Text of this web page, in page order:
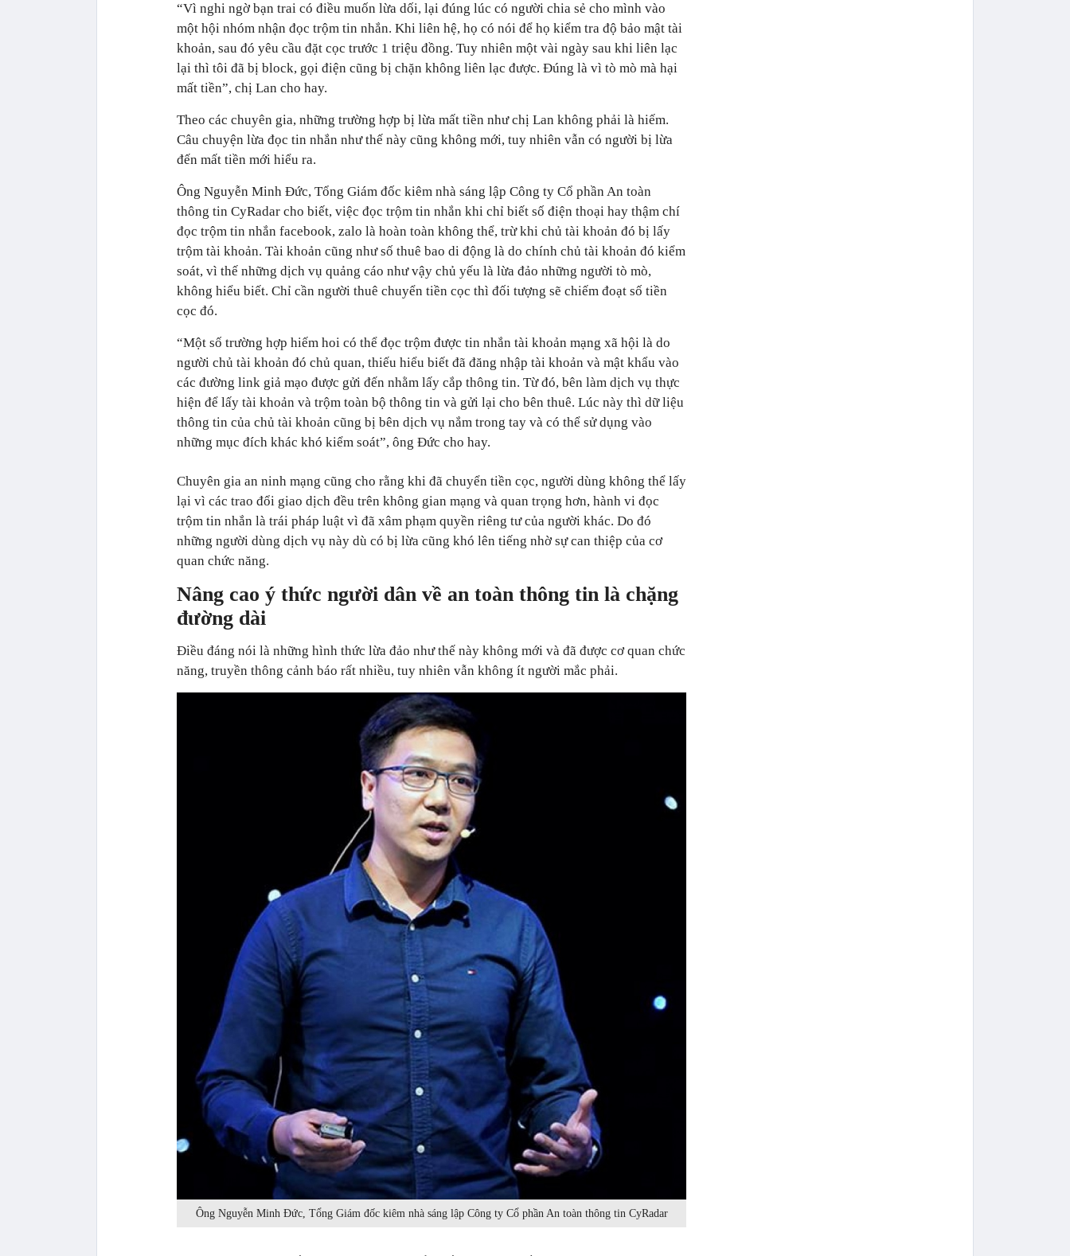
“Vì nghi ngờ bạn trai có điều muốn lừa dối, lại đúng lúc có người chia sẻ cho mình vào
một hội nhóm nhận đọc trộm tin nhắn. Khi liên hệ, họ có nói để họ kiểm tra độ bảo mật tài
khoản, sau đó yêu cầu đặt cọc trước 1 triệu đồng. Tuy nhiên một vài ngày sau khi liên lạc
lại thì tôi đã bị block, gọi điện cũng bị chặn không liên lạc được. Đúng là vì tò mò mà hại
mất tiền”, chị Lan cho hay.
Theo các chuyên gia, những trường hợp bị lừa mất tiền như chị Lan không phải là hiếm.
Câu chuyện lừa đọc tin nhắn như thế này cũng không mới, tuy nhiên vẫn có người bị lừa
đến mất tiền mới hiểu ra.
Ông Nguyễn Minh Đức, Tổng Giám đốc kiêm nhà sáng lập Công ty Cổ phần An toàn
thông tin CyRadar cho biết, việc đọc trộm tin nhắn khi chỉ biết số điện thoại hay thậm chí
đọc trộm tin nhắn facebook, zalo là hoàn toàn không thể, trừ khi chủ tài khoản đó bị lấy
trộm tài khoản. Tài khoản cũng như số thuê bao di động là do chính chủ tài khoản đó kiểm
soát, vì thế những dịch vụ quảng cáo như vậy chủ yếu là lừa đảo những người tò mò,
không hiểu biết. Chỉ cần người thuê chuyển tiền cọc thì đối tượng sẽ chiếm đoạt số tiền
cọc đó.
“Một số trường hợp hiếm hoi có thể đọc trộm được tin nhắn tài khoản mạng xã hội là do
người chủ tài khoản đó chủ quan, thiếu hiểu biết đã đăng nhập tài khoản và mật khẩu vào
các đường link giả mạo được gửi đến nhằm lấy cắp thông tin. Từ đó, bên làm dịch vụ thực
hiện để lấy tài khoản và trộm toàn bộ thông tin và gửi lại cho bên thuê. Lúc này thì dữ liệu
thông tin của chủ tài khoản cũng bị bên dịch vụ nắm trong tay và có thể sử dụng vào
những mục đích khác khó kiểm soát”, ông Đức cho hay.
Chuyên gia an ninh mạng cũng cho rằng khi đã chuyển tiền cọc, người dùng không thể lấy
lại vì các trao đổi giao dịch đều trên không gian mạng và quan trọng hơn, hành vi đọc
trộm tin nhắn là trái pháp luật vì đã xâm phạm quyền riêng tư của người khác. Do đó
những người dùng dịch vụ này dù có bị lừa cũng khó lên tiếng nhờ sự can thiệp của cơ
quan chức năng.
Nâng cao ý thức người dân về an toàn thông tin là chặng
đường dài
Điều đáng nói là những hình thức lừa đảo như thế này không mới và đã được cơ quan chức
năng, truyền thông cảnh báo rất nhiều, tuy nhiên vẫn không ít người mắc phải.
Ông Nguyễn Minh Đức, Tổng Giám đốc kiêm nhà sáng lập Công ty Cổ phần An toàn thông tin CyRadar